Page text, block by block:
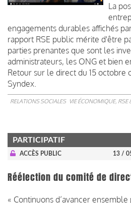
La
engagements durables affichés
rapport RSE public mérite d'être
parties prenantes que sont les
administrateurs, les ONG et bien
Retour sur le direct du 15 octobre
Syndex.
RELATIONS SOCIALES VIE ÉCONOMIQUE, RSE
PARTICIPATIF
ACCÈS PUBLIC 13 /
Réélection du comité de
« Continuons d’avancer